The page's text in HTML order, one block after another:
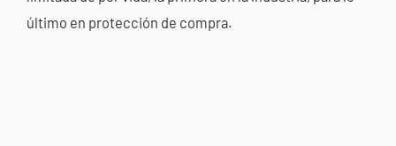
último en protección de compra.